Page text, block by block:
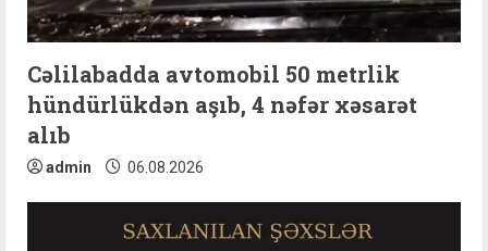
Cəlilabadda avtomobil 50 metrlik
hündürlükdən aşıb, 4 nəfər xəsarət
alıb
admin 06.08.2026